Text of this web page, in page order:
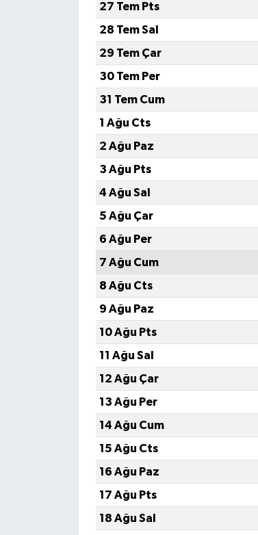
27 Tem Pts
28 Tem Sal
29 Tem Çar
30 Tem Per
31 Tem Cum
1 Ağu Cts
2 Ağu Paz
3 Ağu Pts
4 Ağu Sal
5 Ağu Çar
6 Ağu Per
7 Ağu Cum
8 Ağu Cts
9 Ağu Paz
10 Ağu Pts
11 Ağu Sal
12 Ağu Çar
13 Ağu Per
14 Ağu Cum
15 Ağu Cts
16 Ağu Paz
17 Ağu Pts
18 Ağu Sal